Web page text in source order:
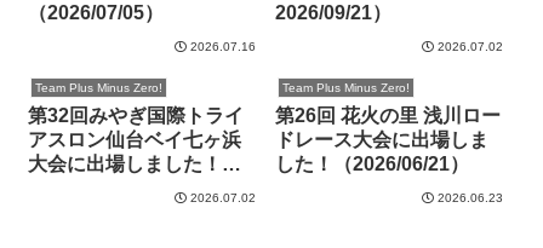
（2026/07/05）
2026.07.16
2026/09/21）
2026.07.02
Team Plus Minus Zero!
第32回みやぎ国際トライ
アスロン仙台ベイ七ヶ浜
大会に出場しました！
2026.07.02
Team Plus Minus Zero!
第26回 花火の里 浅川ロー
ドレース大会に出場しま
した！（2026/06/21）
2026.06.23